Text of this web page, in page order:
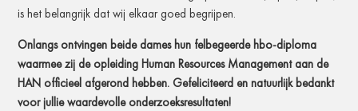
is het belangrijk dat wij elkaar goed begrijpen.
Onlangs ontvingen beide dames hun felbegeerde hbo-diploma
waarmee zij de opleiding Human Resources Management aan de
HAN officieel afgerond hebben. Gefeliciteerd en natuurlijk bedankt
voor jullie waardevolle onderzoeksresultaten!